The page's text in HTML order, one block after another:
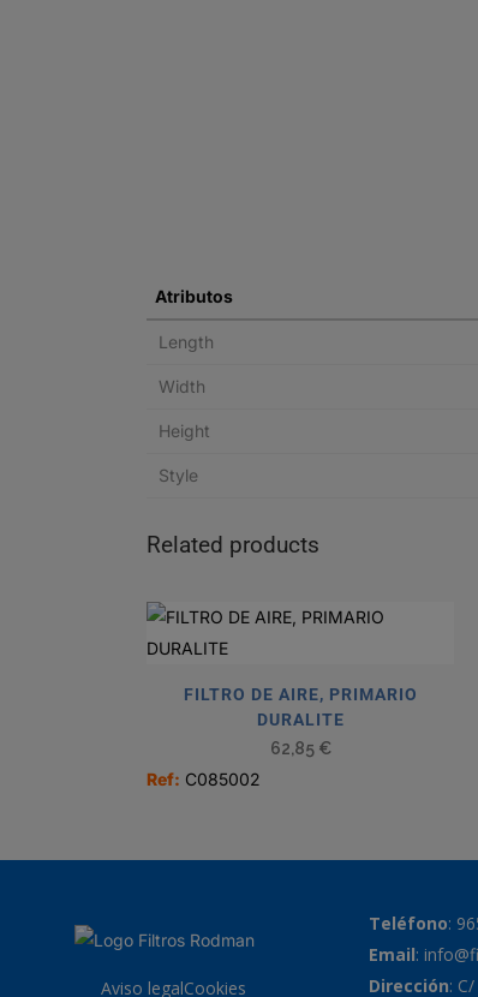
Atributos
Length
Width
Height
Style
Related products
FILTRO DE AIRE, PRIMARIO
DURALITE
62,85 €
Ref: C085002
Aviso legalCookies
Teléfono:
Email:
Dirección: